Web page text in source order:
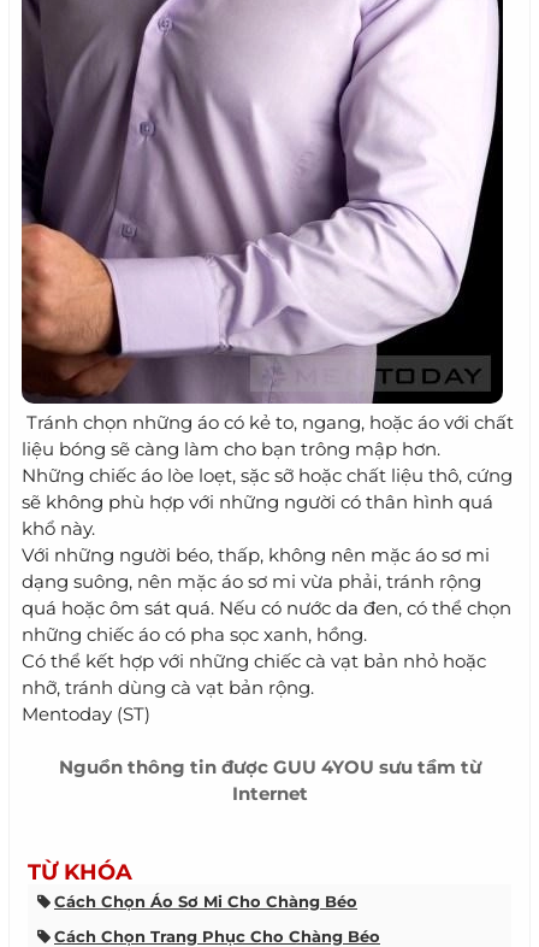
Tránh chọn những áo có kẻ to, ngang, hoặc áo với chất
liệu bóng sẽ càng làm cho bạn trông mập hơn.
Những chiếc áo lòe loẹt, sặc sỡ hoặc chất liệu thô, cứng
sẽ không phù hợp với những người có thân hình quá
khổ này.
Với những người béo, thấp, không nên mặc áo sơ mi
dạng suông, nên mặc áo sơ mi vừa phải, tránh rộng
quá hoặc ôm sát quá. Nếu có nước da đen, có thể chọn
những chiếc áo có pha sọc xanh, hồng.
Có thể kết hợp với những chiếc cà vạt bản nhỏ hoặc
nhỡ, tránh dùng cà vạt bản rộng.
Mentoday (ST)
Nguồn thông tin được GUU 4YOU sưu tầm từ
Internet
TỪ KHÓA
Cách Chọn Áo Sơ Mi Cho Chàng Béo
Cách Chọn Trang Phục Cho Chàng Béo